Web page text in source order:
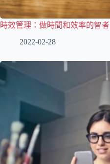
時效管理：做時間和效率的智者
2022-02-28